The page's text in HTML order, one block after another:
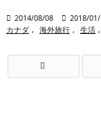
 2014/08/08  2018/
カナダ , 海外旅行 , 生活 ,